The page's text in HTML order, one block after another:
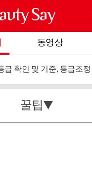
동영상
급 확인 및 기준, 등급조
꿀팁